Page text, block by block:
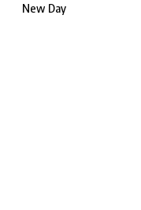
New Day